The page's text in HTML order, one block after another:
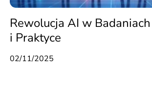
Rewolucja AI w
i Praktyce
02/11/2025